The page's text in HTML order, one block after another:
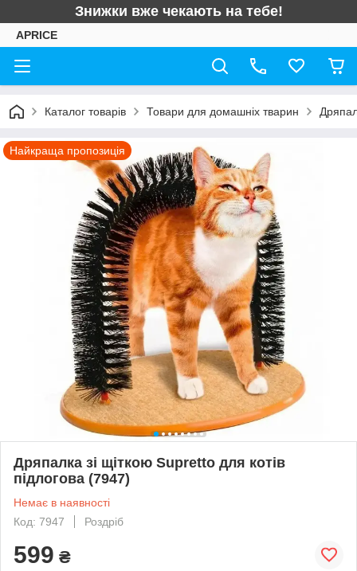
Знижки вже чекають на тебе!
APRICE
Каталог товарів Товари для домашніх тварин
Найкраща пропозиція
Дряпалка зі щіткою Supretto для котів
підлогова (7947)
Немає в наявності
Код: 7947
Роздріб
599 ₴